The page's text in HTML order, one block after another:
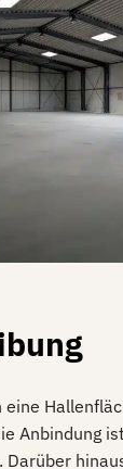
Anbindung
Darüber